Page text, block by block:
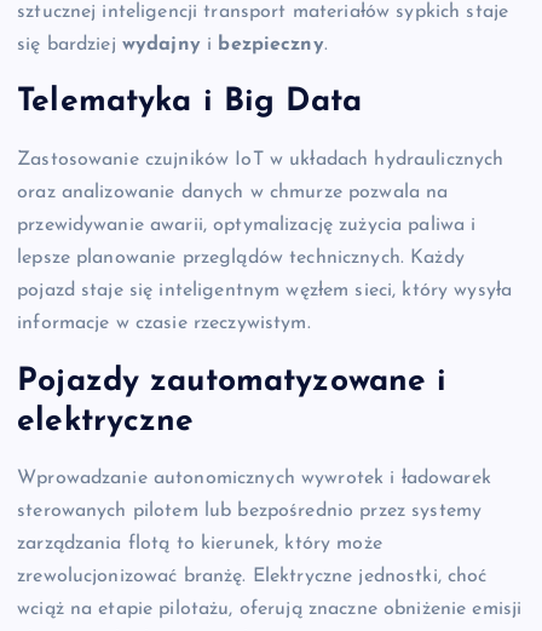
sztucznej inteligencji transport materiałów sypkich staje
się bardziej wydajnyi bezpieczny.
Telematyka i Big Data
Zastosowanie czujników IoT w układach hydraulicznych
oraz analizowanie danych w chmurze pozwala na
przewidywanie awarii, optymalizację zużycia paliwa i
lepsze planowanie przeglądów technicznych. Każdy
pojazd staje się inteligentnym węzłem sieci, który wysyła
informacje w czasie rzeczywistym.
Pojazdy zautomatyzowane i
elektryczne
Wprowadzanie autonomicznych wywrotek i ładowarek
sterowanych pilotem lub bezpośrednio przez systemy
zarządzania flotą to kierunek, który może
zrewolucjonizować branżę. Elektryczne jednostki, choć
wciąż na etapie pilotażu, oferują znaczne obniżenie emisji